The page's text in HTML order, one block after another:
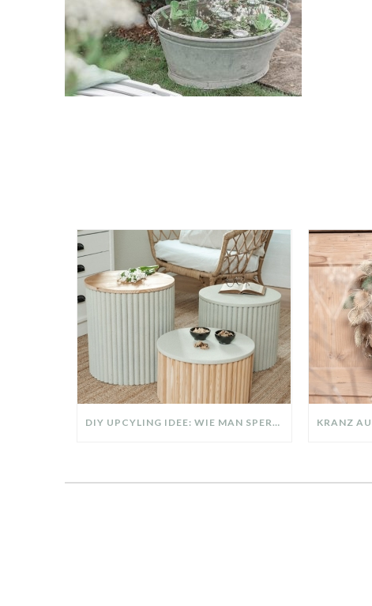
DIY UPCYLING IDEE: WIE MAN SPERRMÜLL IN EIN DESIGNER TEIL VERWANDELT